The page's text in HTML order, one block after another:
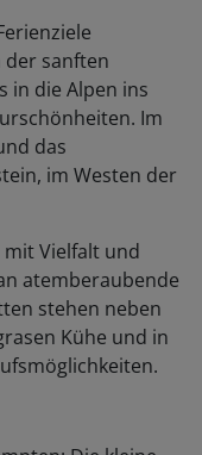
der sanften
in die Alpen ins
Im
das
im Westen der
Vielfalt und
atemberaubende
stehen neben
Kühe und in